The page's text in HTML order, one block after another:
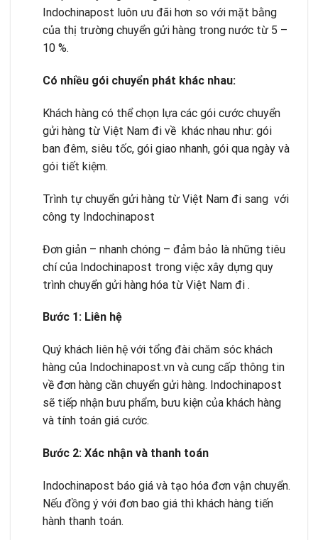
Indochinapost luôn ưu đãi hơn so với mặt bằng
của thị trường chuyển gửi hàng trong nước từ 5 –
10 %.
Có nhiều gói chuyển phát khác nhau:
Khách hàng có thể chọn lựa các gói cước chuyển
gửi hàng từ Việt Nam đi về khác nhau như: gói
ban đêm, siêu tốc, gói giao nhanh, gói qua ngày và
gói tiết kiệm.
Trình tự chuyển gửi hàng từ Việt Nam đi sang với
công ty Indochinapost
Đơn giản – nhanh chóng – đảm bảo là những tiêu
chí của Indochinapost trong việc xây dựng quy
trình chuyển gửi hàng hóa từ Việt Nam đi .
Bước 1: Liên hệ
Quý khách liên hệ với tổng đài chăm sóc khách
hàng của Indochinapost.vn và cung cấp thông tin
về đơn hàng cần chuyển gửi hàng. Indochinapost
sẽ tiếp nhận bưu phẩm, bưu kiện của khách hàng
và tính toán giá cước.
Bước 2: Xác nhận và thanh toán
Indochinapost báo giá và tạo hóa đơn vận chuyển.
Nếu đồng ý với đơn bao giá thì khách hàng tiến
hành thanh toán.